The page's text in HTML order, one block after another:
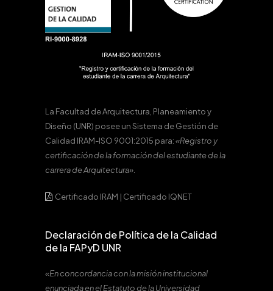
La Facultad de Arquitectura, Planeamiento y
Diseño (UNR) posee un Sistema de Gestión de
Calidad IRAM-ISO 9001:2015 para:«Registro y
certificación de la formación del estudiante de la
carrera de Arquitectura».
Certificado IRAM | Certificado IQNET
Declaración de Política de la Calidad
de la FAPyD UNR
«En concordancia con la misión institucional
enunciada en el Estatuto de la Universidad